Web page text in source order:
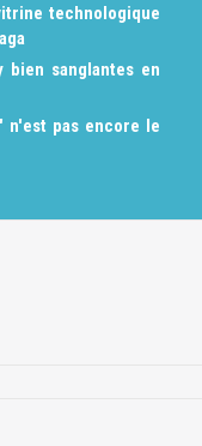
technologique
sanglantes en
n'est pas encore le